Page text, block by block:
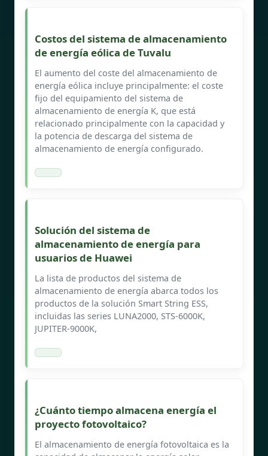
Costos del sistema de almacenamiento
de energía eólica de Tuvalu
El aumento del coste del almacenamiento de
energía eólica incluye principalmente: el coste
fijo del equipamiento del sistema de
almacenamiento de energía K, que está
relacionado principalmente con la capacidad y
la potencia de descarga del sistema de
almacenamiento de energía configurado.
Solución del sistema de
almacenamiento de energía para
usuarios de Huawei
La lista de productos del sistema de
almacenamiento de energía abarca todos los
productos de la solución Smart String ESS,
incluidas las series LUNA2000, STS-6000K,
JUPITER-9000K,
¿Cuánto tiempo almacena energía el
proyecto fotovoltaico?
El almacenamiento de energía fotovoltaica es la